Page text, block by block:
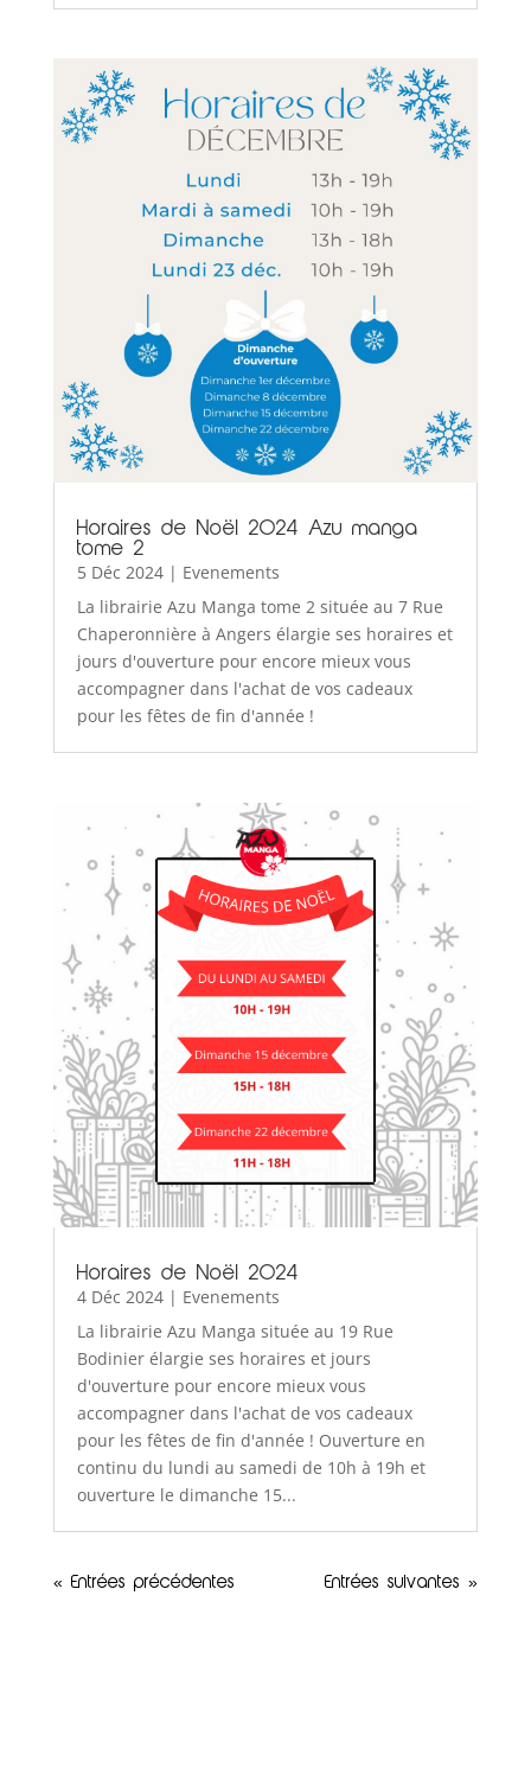
Horaires de Noël 2024 Azu manga
tome 2
5 Déc 2024| Evenements
La librairie Azu Manga tome 2 située au 7 Rue
Chaperonnière à Angers élargie ses horaires et
jours d'ouverture pour encore mieux vous
accompagner dans l'achat de vos cadeaux
pour les fêtes de fin d'année !
Horaires de Noël 2024
4 Déc 2024| Evenements
La librairie Azu Manga située au 19 Rue
Bodinier élargie ses horaires et jours
d'ouverture pour encore mieux vous
accompagner dans l'achat de vos cadeaux
pour les fêtes de fin d'année ! Ouverture en
continu du lundi au samedi de 10h à 19h et
ouverture le dimanche 15...
« Entrées précédentes Entrées suivantes »